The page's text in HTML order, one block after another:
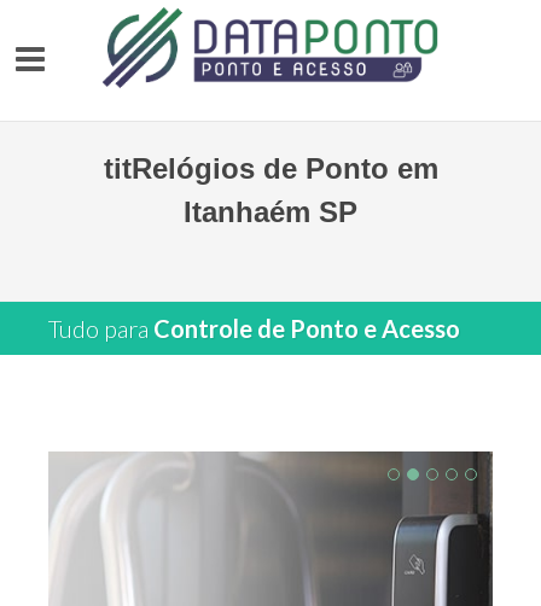
titRelógios de Ponto em
Itanhaém SP
Tudo para Controle de Ponto e Acesso